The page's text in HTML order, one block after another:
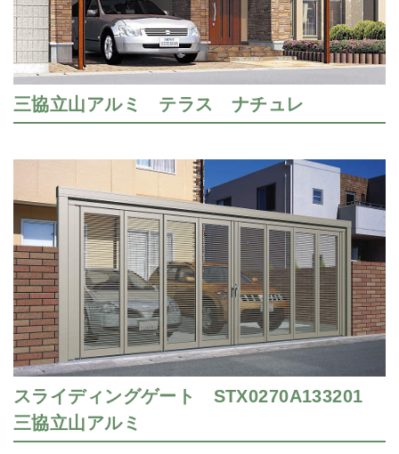
三協立山アルミ テラス ナチュレ
スライディングゲート STX0270A133201
三協立山アルミ